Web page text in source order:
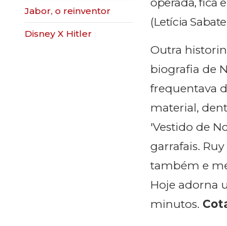
Jabor, o reinventor
Disney X Hitler
(Letícia
Outra
biografia de
frequentava
material,
'Vestido de
garrafais.
também e
Hoje adorna
minutos.